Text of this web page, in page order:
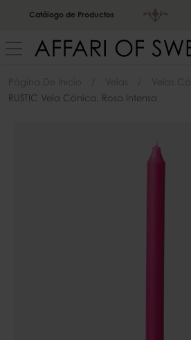
Catálogo de Productos
Página De Inicio Velas
Velas
RUSTIC Vela Cónica, Rosa Intensa